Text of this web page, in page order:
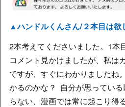
▲ハンドルくんさん/２本目は欲
2本考えてくださいました。1本
コメント見かけましたが、私は
ですが、すぐにわかりましたね
かるのかな？ 自分が思ってい
らない、漫画では常に起こり得